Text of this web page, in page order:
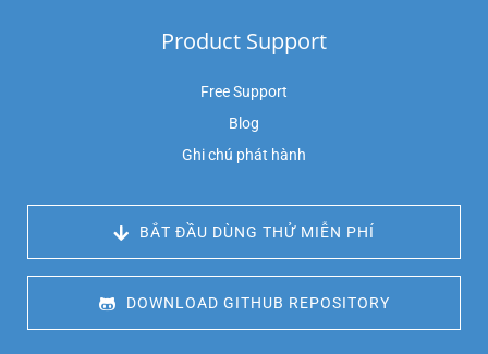
Product Support
Free Support
Blog
Ghi chú phát hành
BẮT ĐẦU DÙNG THỬ MIỄN PHÍ
DOWNLOAD GITHUB REPOSITORY